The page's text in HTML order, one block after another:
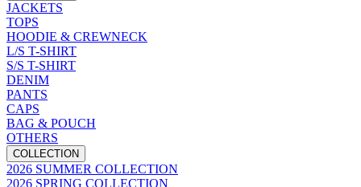
JACKETS
TOPS
HOODIE & CREWNECK
L/S T-SHIRT
S/S T-SHIRT
DENIM
PANTS
CAPS
BAG & POUCH
OTHERS
COLLECTION
2026 SUMMER COLLECTION
2026 SPRING COLLECTION